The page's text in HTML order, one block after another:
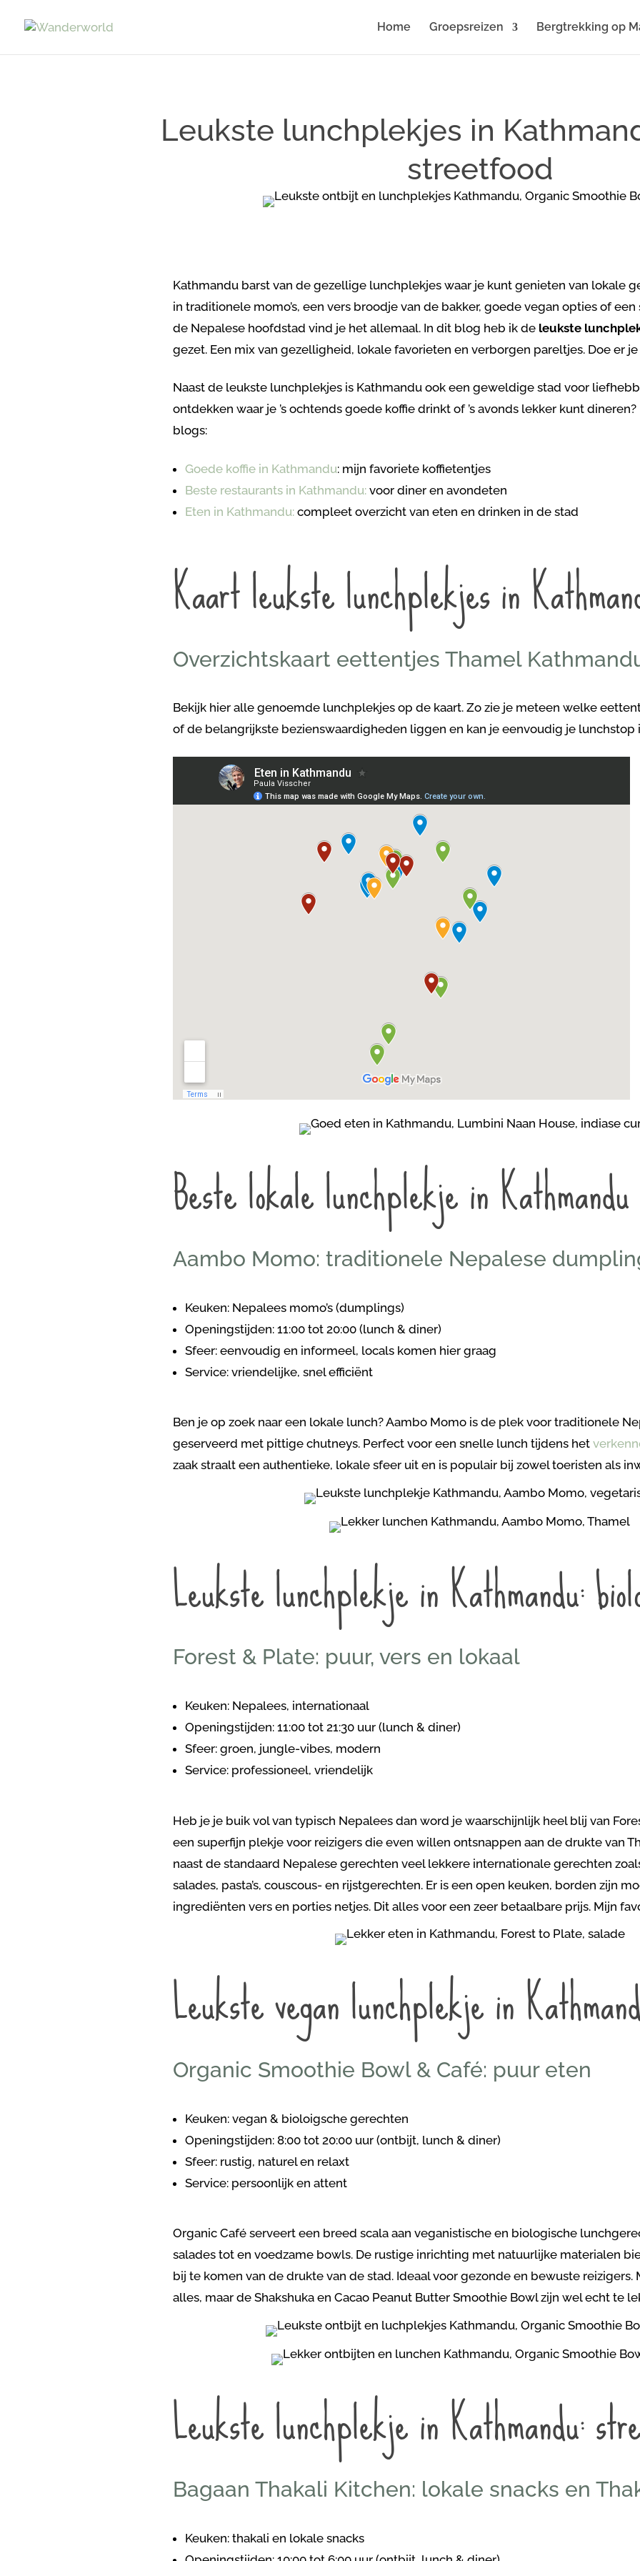
Home Groepsreizen Bergtrekking op
Leukste lunchplekjes in
streetfood
Kathmandu barst van de gezellige lunchplekjes waar je kunt genieten van lokale
in traditionele momo’s, een vers broodje van de bakker, goede vegan opties of
de Nepalese hoofdstad vind je het allemaal. In dit blog heb ik de leukste
gezet. Een mix van gezelligheid, lokale favorieten en verborgen pareltjes. Doe er
Naast de leukste lunchplekjes is Kathmandu ook een geweldige stad voor
ontdekken waar je ’s ochtends goede koffie drinkt of ’s avonds lekker kunt
blogs:
Goede koffie in Kathmandu: mijn favoriete koffietentjes
Beste restaurants in Kathmandu:voor diner en avondeten
Eten in Kathmandu: compleet overzicht van eten en drinken in de stad
Kaart leukste lunchplekjes in
Overzichtskaart eettentjes Thamel
Bekijk hier alle genoemde lunchplekjes op de kaart. Zo zie je meteen welke
of de belangrijkste bezienswaardigheden liggen en kan je eenvoudig je lunchstop
Beste lokale lunchplekje in Kathmandu
Aambo Momo: traditionele Nepalese
Keuken: Nepalees momo’s (dumplings)
Openingstijden: 11:00 tot 20:00 (lunch & diner)
Sfeer: eenvoudig en informeel, locals komen hier graag
Service: vriendelijke, snel efficiënt
Ben je op zoek naar een lokale lunch? Aambo Momo is de plek voor traditionele
geserveerd met pittige chutneys. Perfect voor een snelle lunch tijdens het
zaak straalt een authentieke, lokale sfeer uit en is populair bij zowel toeristen als
Leukste lunchplekje in Kathmandu:
Forest & Plate: puur, vers en lokaal
Keuken: Nepalees, internationaal
Openingstijden: 11:00 tot 21:30 uur (lunch & diner)
Sfeer: groen, jungle-vibes, modern
Service: professioneel, vriendelijk
Heb je je buik vol van typisch Nepalees dan word je waarschijnlijk heel blij van
een superfijn plekje voor reizigers die even willen ontsnappen aan de drukte van
naast de standaard Nepalese gerechten veel lekkere internationale gerechten
salades, pasta’s, couscous- en rijstgerechten. Er is een open keuken, borden zijn
ingrediënten vers en porties netjes. Dit alles voor een zeer betaalbare prijs. Mijn
Leukste vegan lunchplekje in
Organic Smoothie Bowl & Café: puur eten
Keuken: vegan & bioloigsche gerechten
Openingstijden: 8:00 tot 20:00 uur (ontbijt, lunch & diner)
Sfeer: rustig, naturel en relaxt
Service: persoonlijk en attent
Organic Café serveert een breed scala aan veganistische en biologische
salades tot en voedzame bowls. De rustige inrichting met natuurlijke materialen
bij te komen van de drukte van de stad. Ideaal voor gezonde en bewuste reizigers.
alles, maar de Shakshuka en Cacao Peanut Butter Smoothie Bowl zijn wel echt te
Leukste lunchplekje in Kathmandu:
Bagaan Thakali Kitchen: lokale snacks en
Keuken: thakali en lokale snacks